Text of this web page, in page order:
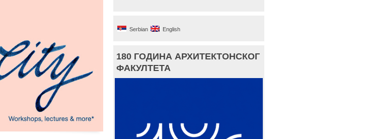
Serbian English
180 ГОДИНА АРХИТЕКТОНСКОГ
ФАКУЛТЕТА